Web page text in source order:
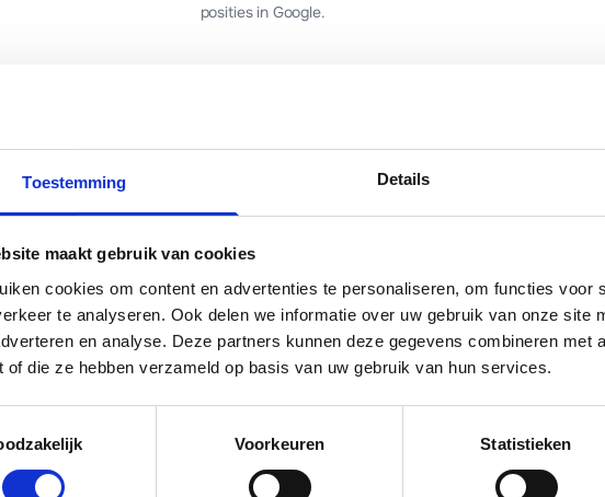
Toestemming Details
maakt gebruik van cookies
cookies om content en advertenties te personaliseren, om functies voor
te analyseren. Ook delen we informatie over uw gebruik van onze site
en analyse. Deze partners kunnen deze gegevens combineren met
of die ze hebben verzameld op basis van uw gebruik van hun services.
Voorkeuren Statistieken
posities in Google.
die gericht
sturen.
Een sterke visuele identiteit die past bij
website in Raalte?
gecommuniceerd. Je ontvangt altijd eerst een offerte.